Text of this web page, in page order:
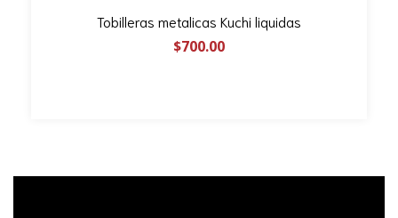
Tobilleras metalicas Kuchi liquidas
$700.00